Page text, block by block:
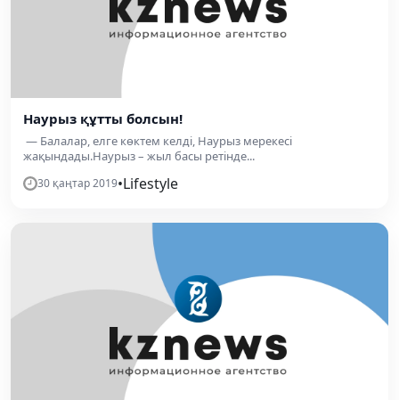
Наурыз құтты болсын!
— Балалар, елге көктем келді, Наурыз мерекесі
жақындады.Наурыз – жыл басы ретінде...
30 қаңтар 2019•Lifestyle